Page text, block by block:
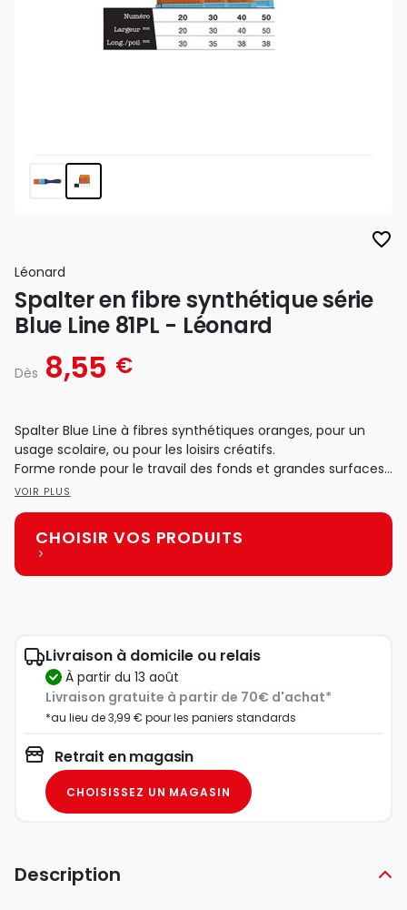
favorite_border
Léonard
Spalter en fibre synthétique série
Blue Line 81PL - Léonard
Dès 8,55 €
Spalter Blue Line à fibres synthétiques oranges, pour un
usage scolaire, ou pour les loisirs créatifs.
Forme ronde pour le travail des fonds et grandes surfaces.
...
VOIR PLUS
CHOISIR VOS PRODUITS
Livraison à domicile ou relais
à partir du 13 août
Livraison gratuite à partir de 70€ d'achat*
*au lieu de 3,99 € pour les paniers standards
Retrait en magasin
CHOISISSEZ UN MAGASIN
Description